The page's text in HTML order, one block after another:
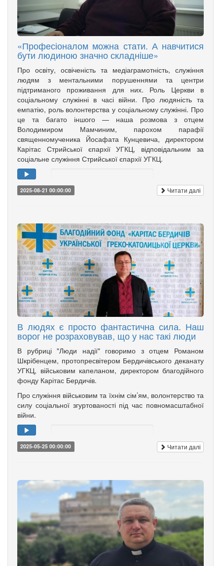
«Професіоналом можна стати. А навчитися
бути людиною значно складніше»
Про освіту, освіченість та медіаграмотність, служіння
людям з ментальними порушеннями та центри
підтриманого проживання для них. Роль Церкви в
соціальному служінні в часі війни. Про людяність та
емпатію, роль волонтерства у соціальному служінні. Про
це та багато іншого — наша розмова з отцем
Володимиром Мамчиним, парохом парафії
священномученика Йосафата Кунцевича, директором
Карітас Стрийської єпархії УГКЦ, відповідальним за
соціальне служіння Стрийської єпархії УГКЦ.
2025-08-21 00:00:00 Читати далі
В людях є просто фантастична сила. Наш
ворог не розраховував, що у нас такі люди
В рубриці "Люди надії" говоримо з отцем Романом
Шкрібенцем, протопресвітером Бердичівського деканату
УГКЦ, військовим капеланом, директором благодійного
фонду Карітас Бердичів.
Про служіння військовим та їхнім сім’ям, волонтерство та
силу соціальної згуртованості під час повномасштабної
війни.
2025-05-25 00:00:00 Читати далі